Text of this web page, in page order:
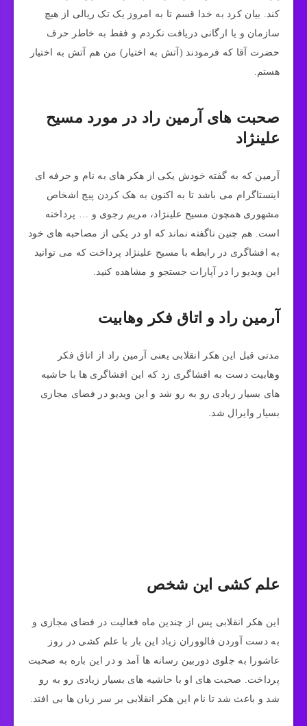
کند. بیان کرد به خدا قسم تا به امروز یک تک ریالی از هیچ
سازمان و یا ارگانی دریافت نکردم و فقط به خاطر حرف
حضرت آقا که فرمودند (آتش به اختیار) من هم آتش به اختیار
هستم.
صحبت های آرمین راد در مورد مسیح
علینژاد
آرمین که به گفته خودش یکی از هکر های به نام و حرفه ای
اینستاگرام می‌ باشد تا به اکنون به هک کردن پیج اشخاص
مشهوری همچون مسیح علینژاد، مریم رجوی و … پرداخته
است. هم چنین ناگفته نماند که او در یکی از مصاحبه‌ های خود
به افشاگری در رابطه با مسیح علینژاد پرداخت که می‌ توانید
این ویدیو را در آپارات جستجو و مشاهده کنید.
آرمین راد و اتاق فکر وهابیت
مدتی قبل این هکر انقلابی یعنی آرمین راد از اتاق فکر
وهابیت دست به افشاگری زد که این افشاگری‌ ها با حاشیه‌
های بسیار زیادی رو به رو شد و این ویدیو در فضای مجازی
بسیار وایرال شد.
علم کشی این شخص
این هکر انقلابی پس از چندین ماه فعالیت در فضای مجازی و
به دست آوردن فالووران زیاد این بار با علم کشی در روز
عاشورا به جلوی دوربین رسانه‌ ها آمد و در این باره به صحبت
پرداخت. صحبت‌ های او با حاشیه‌ های بسیار زیادی رو به رو
شد و باعث شد تا نام این هکر انقلابی بر سر زبان ها بی افتد.